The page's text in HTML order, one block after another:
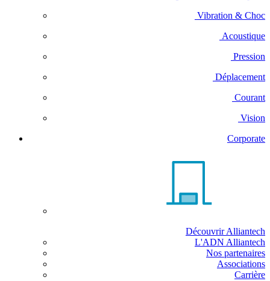
Vibration & Choc
Acoustique
Pression
Déplacement
Courant
Vision
Corporate
Découvrir Alliantech
L'ADN Alliantech
Nos partenaires
Associations
Carrière